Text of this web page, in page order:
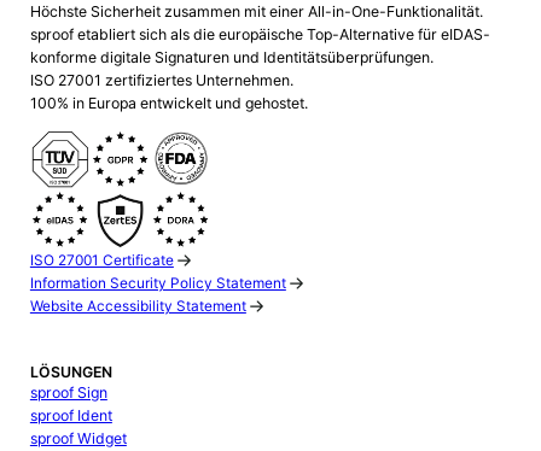
Höchste Sicherheit zusammen mit einer All-in-One-Funktionalität.
sproof etabliert sich als die europäische Top-Alternative für eIDAS-
konforme digitale Signaturen und Identitätsüberprüfungen.
ISO 27001 zertifiziertes Unternehmen.
100% in Europa entwickelt und gehostet.
ISO 27001 Certificate
Information Security Policy Statement
Website Accessibility Statement
LÖSUNGEN
sproof Sign
sproof Ident
sproof Widget